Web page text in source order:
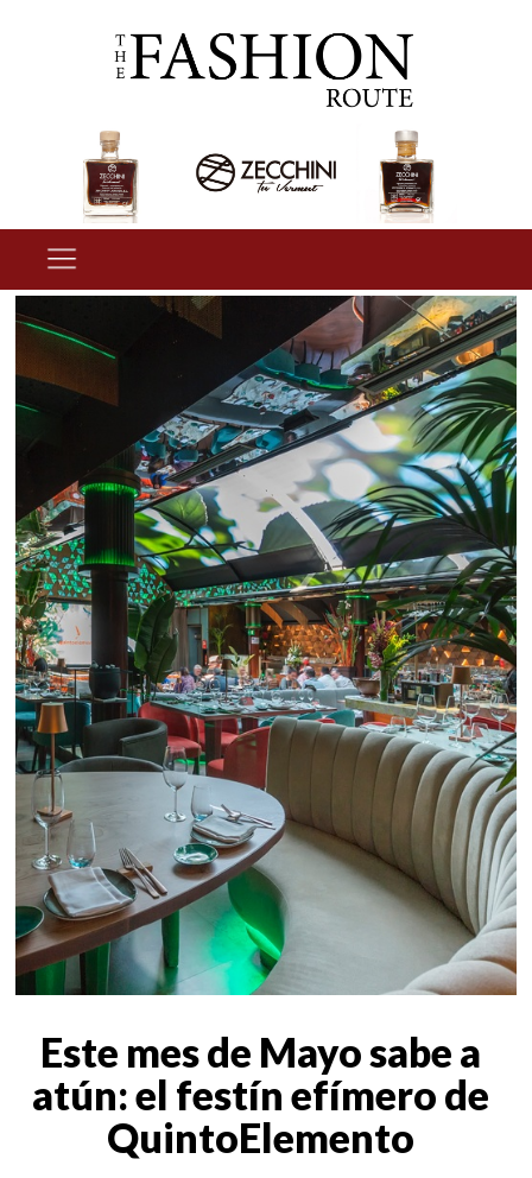
Este mes de Mayo sabe a
atún: el festín efímero de
QuintoElemento